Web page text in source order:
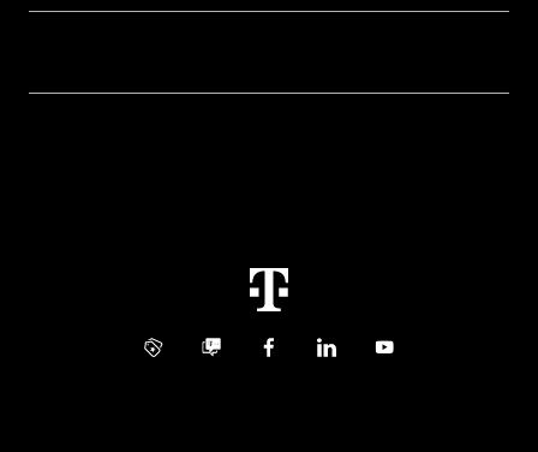
Info ServiceBusiness Community
FacebookLinkedInYouTube